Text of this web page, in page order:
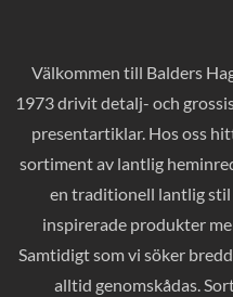
Välkommen till Balders
1973 drivit detalj- och
presentartiklar. Hos oss
sortiment av lantlig
en traditionell lantlig stil
inspirerade produkter
Samtidigt som vi söker
alltid genomskådas.